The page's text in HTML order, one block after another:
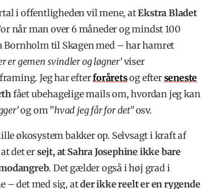
i offentligheden vil mene, atEkstra Bladet
når man over 6 måneder og mindst 100
til Skagen med – har hamret
er gemen svindler og løgner’viser
Jeg har efterforåretsog efterseneste
fået ubehagelige mails om, hvordan jeg kan
og om ”hvad jeg får for det”osv.
økosystem bakker op. Selvsagt i kraft af
det ersejt, at Sahra Josephine ikke bare
. Det gælder også i høj grad i
– det med sig, atder ikke reelt er en rygende